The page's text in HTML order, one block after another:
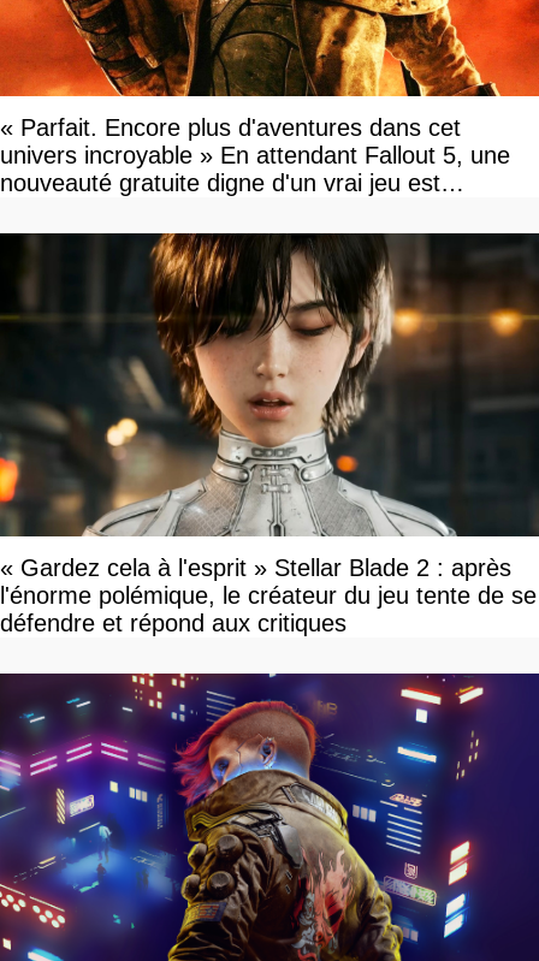
« Parfait. Encore plus d'aventures dans cet
univers incroyable » En attendant Fallout 5, une
nouveauté gratuite digne d'un vrai jeu est
« Gardez cela à l'esprit » Stellar Blade 2 : après
l'énorme polémique, le créateur du jeu tente de se
défendre et répond aux critiques